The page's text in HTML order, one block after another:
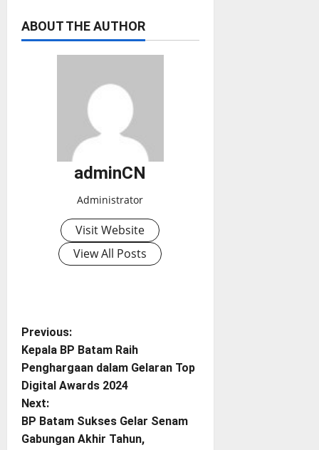
ABOUT THE AUTHOR
adminCN
Administrator
Visit Website
View All Posts
P
o
s
t
Previous:
Kepala BP Batam Raih
Penghargaan dalam Gelaran Top
Digital Awards 2024
Next:
BP Batam Sukses Gelar Senam
Gabungan Akhir Tahun,